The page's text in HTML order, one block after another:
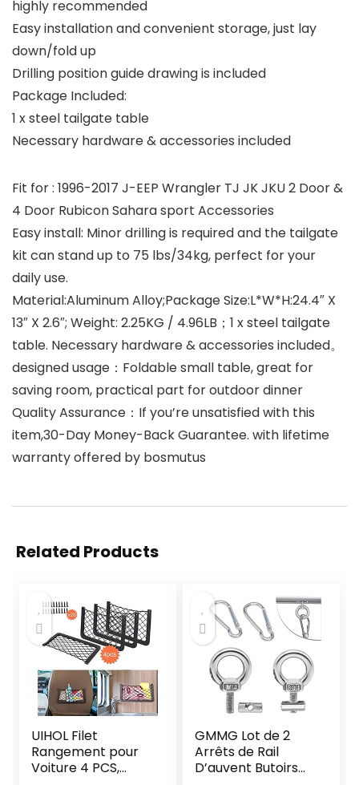
highly recommended
Easy installation and convenient storage, just lay
down/fold up
Drilling position guide drawing is included
Package Included:
1 x steel tailgate table
Necessary hardware & accessories included
Fit for : 1996-2017 J-EEP Wrangler TJ JK JKU 2 Door &
4 Door Rubicon Sahara sport Accessories
Easy install: Minor drilling is required and the tailgate
kit can stand up to 75 lbs/34kg, perfect for your
daily use.
Material:Aluminum Alloy;Package Size:L*W*H:24.4″ X
13″ X 2.6″; Weight: 2.25KG / 4.96LB；1 x steel tailgate
table. Necessary hardware & accessories included。
designed usage：Foldable small table, great for
saving room, practical part for outdoor dinner
Quality Assurance：If you’re unsatisfied with this
item,30-Day Money-Back Guarantee. with lifetime
warranty offered by bosmutus
Related Products
UIHOL Filet
Rangement pour
Voiture 4 PCS,
GMMG Lot de 2
Arrêts de Rail
D’auvent Butoirs